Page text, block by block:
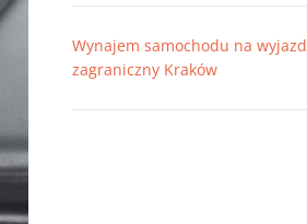
Wynajem samochodu na wyjazd
zagraniczny Kraków